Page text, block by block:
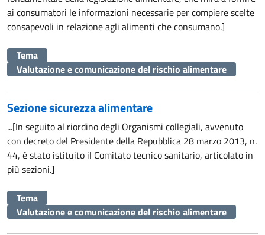
ai consumatori le informazioni necessarie per compiere scelte
consapevoli in relazione agli alimenti che consumano.]
Tema
Valutazione e comunicazione del rischio alimentare
Sezione sicurezza alimentare
...[In seguito al riordino degli Organismi collegiali, avvenuto
con decreto del Presidente della Repubblica 28 marzo 2013, n.
44, è stato istituito il Comitato tecnico sanitario, articolato in
più sezioni.]
Tema
Valutazione e comunicazione del rischio alimentare